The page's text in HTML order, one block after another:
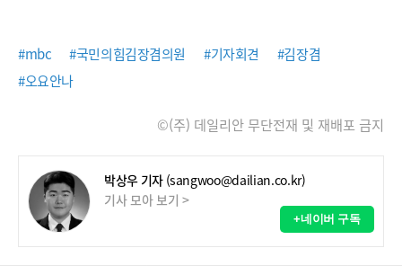
#mbc #국민의힘김장겸의원 #기자회견
#김장겸
#오요안나
©(주) 데일리안 무단전재 및 재배포 금지
박상우 기자 (sangwoo@dailian.co.kr)
기사 모아 보기 >
+네이버 구독